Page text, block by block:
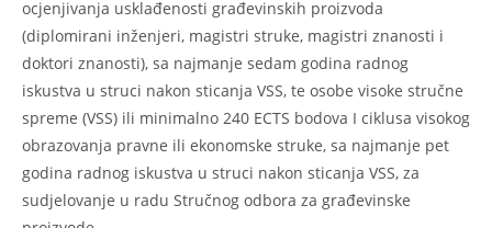
ocjenjivanja usklađenosti građevinskih proizvoda
(diplomirani inženjeri, magistri struke, magistri znanosti i
doktori znanosti), sa najmanje sedam godina radnog
iskustva u struci nakon sticanja VSS, te osobe visoke stručne
spreme (VSS) ili minimalno 240 ECTS bodova I ciklusa visokog
obrazovanja pravne ili ekonomske struke, sa najmanje pet
godina radnog iskustva u struci nakon sticanja VSS, za
sudjelovanje u radu Stručnog odbora za građevinske